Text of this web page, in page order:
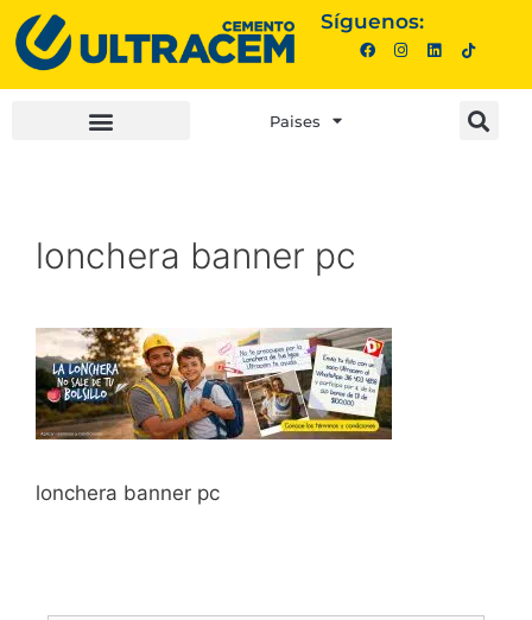
Síguenos:
Paises
lonchera banner pc
lonchera banner pc